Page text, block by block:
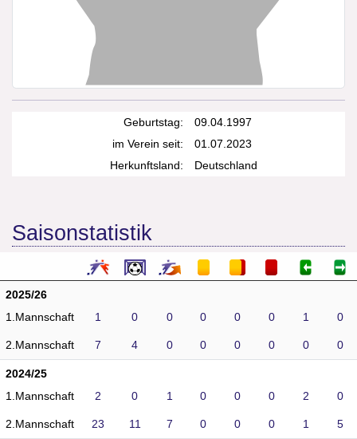
Geburtstag:
09.04.1997
im Verein seit:
01.07.2023
Herkunftsland:
Deutschland
Saisonstatistik
2025/26
1.Mannschaft
1 0 0 0 0 0 1 0
2.Mannschaft 7 4 0 0 0 0 0 0
2024/25
1.Mannschaft
2 0 1 0 0 0 2 0
2.Mannschaft 23 11 7 0 0 0 1 5